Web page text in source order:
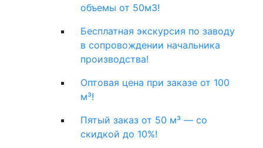
объемы от 50м3!
Бесплатная экскурсия по заводу
в сопровождении начальника
производства!
Оптовая цена при заказе от 100
м³!
Пятый заказ от 50 м³ — со
скидкой до 10%!